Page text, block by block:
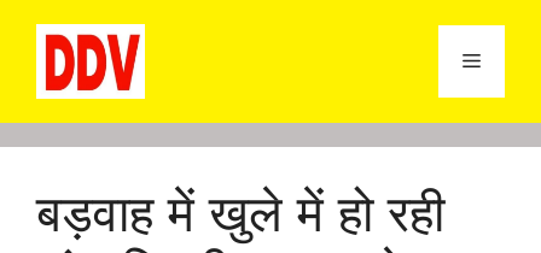
content
Menu
बड़वाह में खुले में हो रही